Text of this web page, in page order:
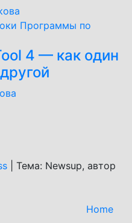
Программы по
4 — как один
Тема: Newsup, автор
Home